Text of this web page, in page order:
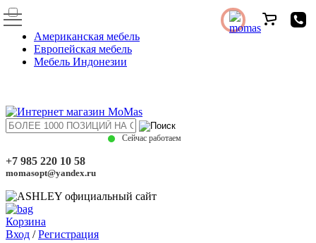
Американская мебель
Европейская мебель
Мебель Индонезии
Сейчас работаем
+7 985 220 10 58
momasopt@yandex.ru
Корзина
Вход /Регистрация